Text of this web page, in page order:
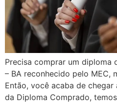
Precisa comprar um diploma
– BA reconhecido pelo MEC,
Então, você acaba de
da Diploma Comprado,